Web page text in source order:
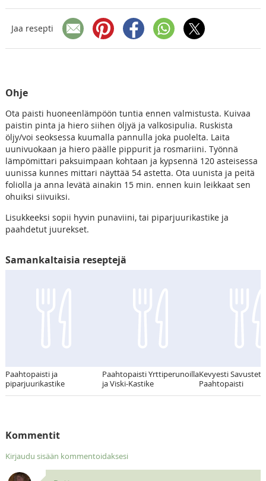
Jaa resepti
Ohje
Ota paisti huoneenlämpöön tuntia ennen valmistusta. Kuivaa
paistin pinta ja hiero siihen öljyä ja valkosipulia. Ruskista
öljy/voi seoksessa kuumalla pannulla joka puolelta. Laita
uunivuokaan ja hiero päälle pippurit ja rosmariini. Työnnä
lämpömittari paksuimpaan kohtaan ja kypsennä 120 asteisessa
uunissa kunnes mittari näyttää 54 astetta. Ota uunista ja peitä
foliolla ja anna levätä ainakin 15 min. ennen kuin leikkaat sen
ohuiksi siivuiksi.
Lisukkeeksi sopii hyvin punaviini, tai piparjuurikastike ja
paahdetut juurekset.
Samankaltaisia reseptejä
Paahtopaisti ja
piparjuurikastike
Paahtopaisti Yrttiperunoilla
ja Viski-Kastike
Kevyesti
Paahtopaisti
Kommentit
Kirjaudu sisään kommentoidaksesi